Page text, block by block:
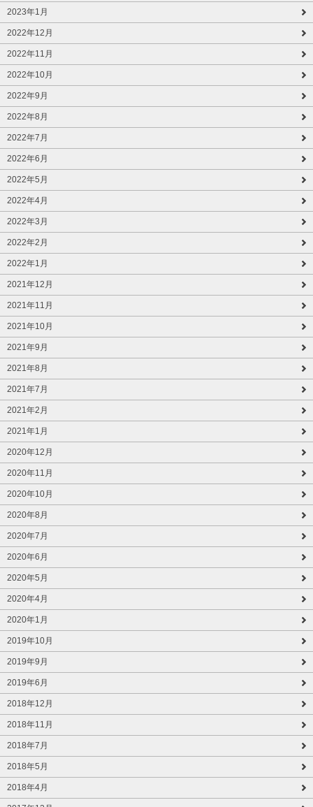
2023年1月
2022年12月
2022年11月
2022年10月
2022年9月
2022年8月
2022年7月
2022年6月
2022年5月
2022年4月
2022年3月
2022年2月
2022年1月
2021年12月
2021年11月
2021年10月
2021年9月
2021年8月
2021年7月
2021年2月
2021年1月
2020年12月
2020年11月
2020年10月
2020年8月
2020年7月
2020年6月
2020年5月
2020年4月
2020年1月
2019年10月
2019年9月
2019年6月
2018年12月
2018年11月
2018年7月
2018年5月
2018年4月